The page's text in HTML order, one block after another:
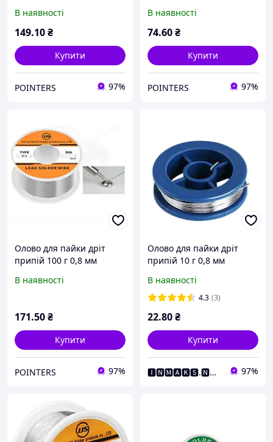
В наявності
149.10₴
Купити
POINTERS 97%
В наявності
74.60₴
Купити
POINTERS 97%
Олово для пайки дріт
припій 100 г 0,8 мм
В наявності
171.50₴
Купити
POINTERS 97%
Олово для пайки дріт
припій 10 г 0,8 мм
В наявності
4.3 (3)
22.80₴
Купити
🅸🅽🅼🅰🅺🆂.🅽🅴🆃 Інтернет Магазин 97%